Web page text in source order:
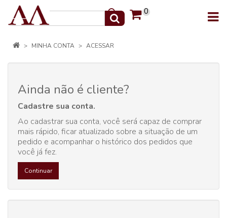
0
MINHA CONTA ACESSAR
Ainda não é cliente?
Cadastre sua conta.
Ao cadastrar sua conta, você será capaz de comprar
mais rápido, ficar atualizado sobre a situação de um
pedido e acompanhar o histórico dos pedidos que
você já fez.
Continuar